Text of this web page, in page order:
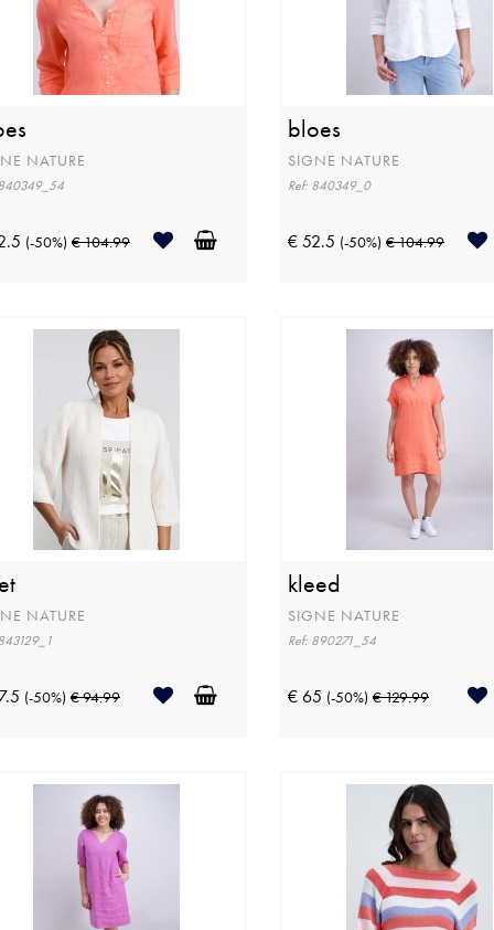
NATURE
(-50%) € 104.99
bloes
SIGNE NATURE
Ref: 840349_0
€ 52.5 (-50%) € 104.99
NATURE
(-50%) € 94.99
kleed
SIGNE NATURE
Ref: 890271_54
€ 65 (-50%) € 129.99